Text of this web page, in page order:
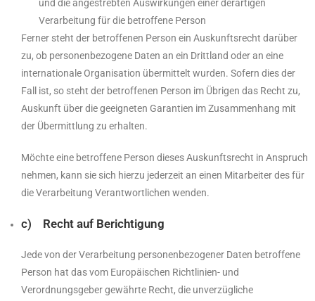
und die angestrebten Auswirkungen einer derartigen
Verarbeitung für die betroffene Person
Ferner steht der betroffenen Person ein Auskunftsrecht darüber
zu, ob personenbezogene Daten an ein Drittland oder an eine
internationale Organisation übermittelt wurden. Sofern dies der
Fall ist, so steht der betroffenen Person im Übrigen das Recht zu,
Auskunft über die geeigneten Garantien im Zusammenhang mit
der Übermittlung zu erhalten.
Möchte eine betroffene Person dieses Auskunftsrecht in Anspruch
nehmen, kann sie sich hierzu jederzeit an einen Mitarbeiter des für
die Verarbeitung Verantwortlichen wenden.
c) Recht auf Berichtigung
Jede von der Verarbeitung personenbezogener Daten betroffene
Person hat das vom Europäischen Richtlinien- und
Verordnungsgeber gewährte Recht, die unverzügliche